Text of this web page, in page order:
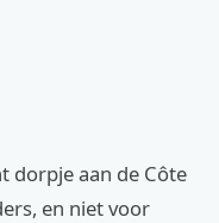
dorpje aan de Côte
en niet voor